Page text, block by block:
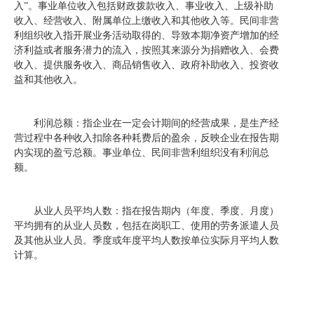
入”。事业单位收入包括财政拨款收入、事业收入、上级补助
收入、经营收入、附属单位上缴收入和其他收入等。民间非营
利组织收入指开展业务活动取得的、导致本期净资产增加的经
济利益或者服务潜力的流入，按照其来源分为捐赠收入、会费
收入、提供服务收入、商品销售收入、政府补助收入、投资收
益和其他收入。
利润总额：指企业在一定会计期间的经营成果，是生产经
营过程中各种收入扣除各种耗费后的盈余，反映企业在报告期
内实现的盈亏总额。事业单位、民间非营利组织没有利润总
额。
从业人员平均人数：指在报告期内（年度、季度、月度）
平均拥有的从业人员数，包括在岗职工、使用的劳务派遣人员
及其他从业人员。季度或年度平均人数按单位实际月平均人数
计算。